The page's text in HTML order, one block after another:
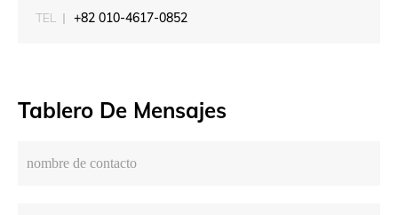
TEL
+82 010-4617-0852
Tablero De Mensajes
nombre de contacto